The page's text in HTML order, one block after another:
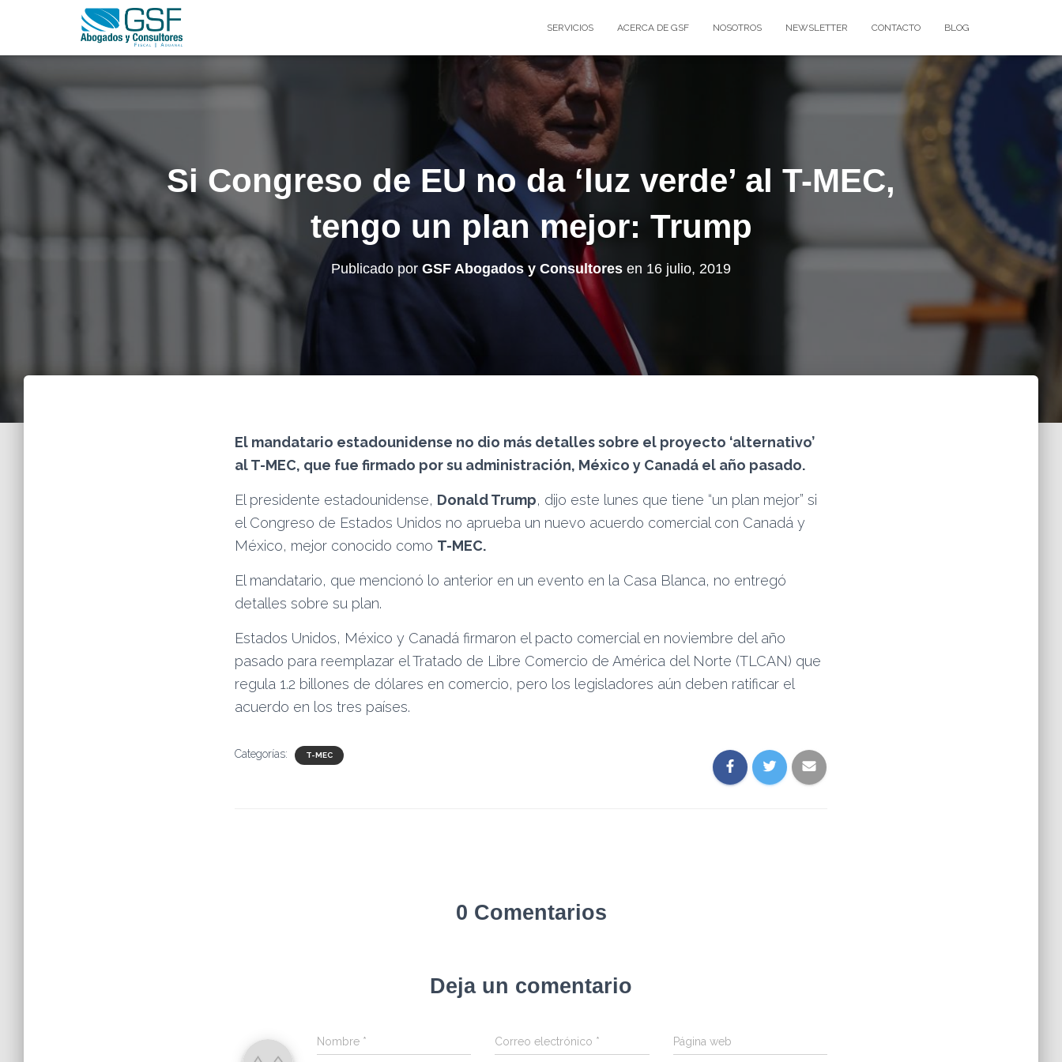
SERVICIOS ACERCA DE GSF NOSOTROS NEWSLETTER CONTACTO BLOG
Si Congreso de EU no da ‘luz verde’ al T-MEC,
tengo un plan mejor: Trump
Publicado por GSF Abogados y Consultores en 16 julio, 2019
El mandatario estadounidense no dio más detalles sobre el proyecto ‘alternativo’
al T-MEC, que fue firmado por su administración, México y Canadá el año pasado.
El presidente estadounidense, Donald Trump, dijo este lunes que tiene “un plan mejor” si
el Congreso de Estados Unidos no aprueba un nuevo acuerdo comercial con Canadá y
México, mejor conocido como T-MEC.
El mandatario, que mencionó lo anterior en un evento en la Casa Blanca, no entregó
detalles sobre su plan.
Estados Unidos, México y Canadá firmaron el pacto comercial en noviembre del año
pasado para reemplazar el Tratado de Libre Comercio de América del Norte (TLCAN) que
regula 1.2 billones de dólares en comercio, pero los legisladores aún deben ratificar el
acuerdo en los tres países.
Categorías: T-MEC
0 Comentarios
Deja un comentario
Nombre * Correo electrónico * Página web